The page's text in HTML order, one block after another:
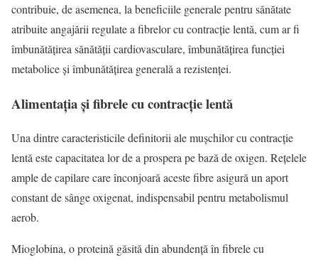
contribuie, de asemenea, la beneficiile generale pentru sănătate
atribuite angajării regulate a fibrelor cu contracție lentă, cum ar fi
îmbunătățirea sănătății cardiovasculare, îmbunătățirea funcției
metabolice și îmbunătățirea generală a rezistenței.
Alimentația și fibrele cu contracție lentă
Una dintre caracteristicile definitorii ale mușchilor cu contracție
lentă este capacitatea lor de a prospera pe bază de oxigen. Rețelele
ample de capilare care înconjoară aceste fibre asigură un aport
constant de sânge oxigenat, indispensabil pentru metabolismul
aerob.
Mioglobina, o proteină găsită din abundență în fibrele cu